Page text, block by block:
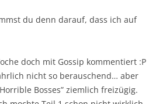
du denn darauf, dass ich auf
doch mit Gossip kommentiert :P
nicht so berauschend… aber
Bosses” ziemlich freizügig.